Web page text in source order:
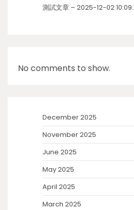
測試文章 – 2025-12-02
No comments to show.
December 2025
November 2025
June 2025
May 2025
April 2025
March 2025